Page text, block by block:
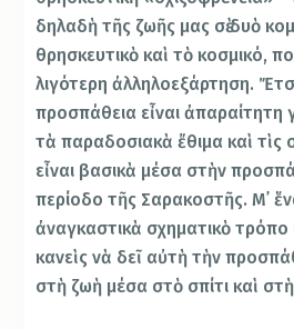
δηλαδὴ τῆς ζωῆς μας σὲ δυὸ
θρησκευτικὸ καὶ τὸ κοσμικό,
λιγότερη ἀλληλοεξάρτηση.
προσπάθεια εἶναι ἀπαραίτητη
τὰ παραδοσιακὰ ἔθιμα καὶ τὶς
εἶναι βασικὰ μέσα στὴν
περίοδο τῆς Σαρακοστῆς. Μ᾿
ἀναγκαστικὰ σχηματικὸ
κανεὶς νὰ δεῖ αὐτὴ τὴν
στὴ ζωὴ μέσα στὸ σπίτι καὶ